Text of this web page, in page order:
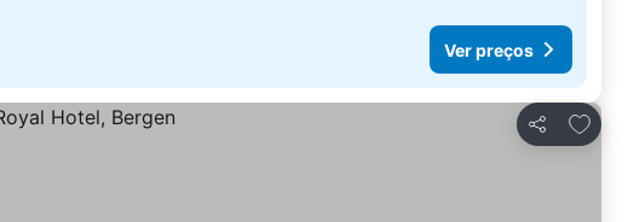
Ver preços
Partilhar